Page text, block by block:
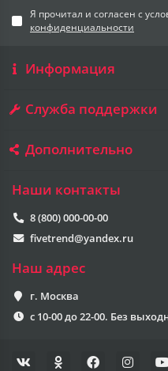
Я прочитал и согласен с
конфиденциальности
Информация
Служба поддержки
Дополнительно
Наши контакты
8 (800) 000-00-00
fivetrend@yandex.ru
Наш адрес
г. Москва
с 10-00 до 22-00. Без